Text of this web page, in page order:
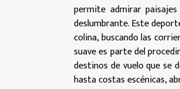
permite admirar
deslumbrante. Este
colina, buscando las
suave es parte del
destinos de vuelo que se
hasta costas escénicas,